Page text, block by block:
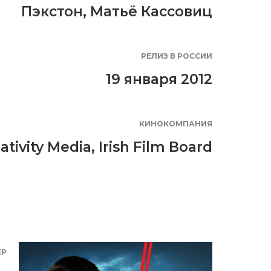
Пэкстон, Матьё Кассовиц
РЕЛИЗ В РОССИИ
19 января 2012
КИНОКОМПАНИЯ
Media, Irish Film Board